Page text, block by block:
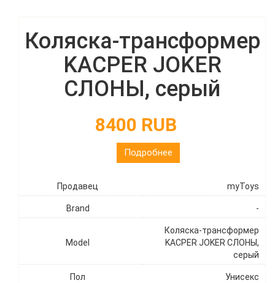
Коляска-трансформер
KACPER JOKER
СЛОНЫ, серый
8400 RUB
Подробнее
Продавец myToys
Brand -
Model
Коляска-трансформер
KACPER JOKER СЛОНЫ,
серый
Пол Унисекс